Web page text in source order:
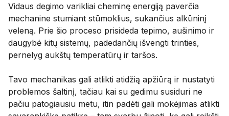
Vidaus degimo varikliai cheminę energiją paverčia
mechanine stumiant stūmoklius, sukančius alkūninį
veleną. Prie šio proceso prisideda tepimo, aušinimo ir
daugybė kitų sistemų, padedančių išvengti trinties,
pernelyg aukštų temperatūrų ir taršos.
Tavo mechanikas gali atlikti atidžią apžiūrą ir nustatyti
problemos šaltinį, tačiau kai su gedimu susiduri ne
pačiu patogiausiu metu, itin padėti gali mokėjimas atlikti